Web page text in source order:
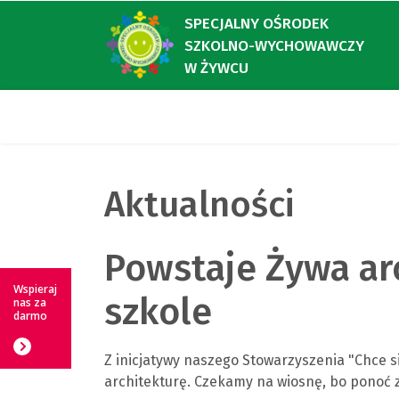
SPECJALNY OŚRODEK
SZKOLNO-WYCHOWAWCZY
W ŻYWCU
Aktualności
Powstaje Żywa
szkole
Z inicjatywy naszego Stowarzyszenia "Chce
architekturę. Czekamy na wiosnę, bo ponoć
Wspieraj
nas za
darmo